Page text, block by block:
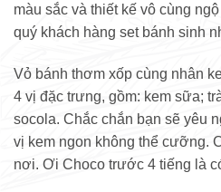
màu sắc và thiết kế vô cùng
quý khách hàng set bánh sinh
Vỏ bánh thơm xốp cùng nhân
4 vị đặc trưng, gồm: kem sữa;
socola. Chắc chắn bạn sẽ yêu
vị kem ngon không thể cưỡng.
nơi. Ơi Choco trước 4 tiếng là